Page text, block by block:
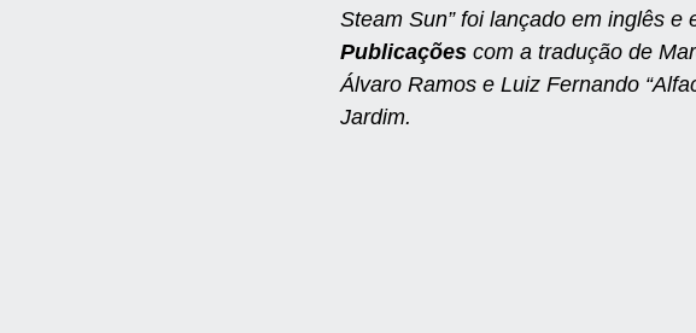
Steam Sun” foi lançado em inglês
Publicações com a tradução de
Álvaro Ramos e Luiz Fernando
Jardim.